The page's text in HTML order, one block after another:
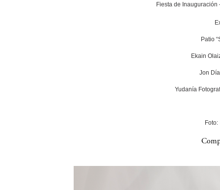
Fiesta de
Patio
Ekain
Jon
Yudanía
Foto: